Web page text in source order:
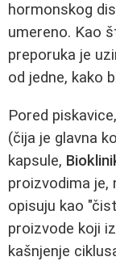
hormonskog
umereno. Kao
preporuka je
od jedne, kako
Pored
(čija je glavna
kapsule,
proizvodima je,
opisuju kao
proizvode koji
kašnjenje